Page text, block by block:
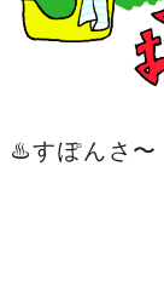
♨️すぽんさ〜